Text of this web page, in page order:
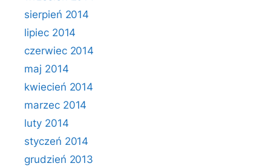
sierpień 2014
lipiec 2014
czerwiec 2014
maj 2014
kwiecień 2014
marzec 2014
luty 2014
styczeń 2014
grudzień 2013